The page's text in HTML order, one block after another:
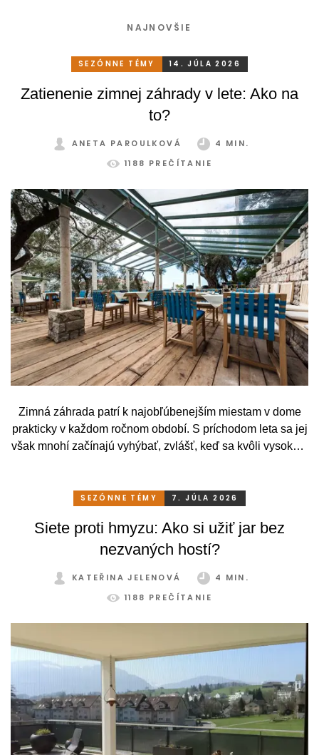
NAJNOVŠIE
SEZÓNNE TÉMY 14. JÚLA 2026
Zatienenie zimnej záhrady v lete: Ako na
to?
ANETA PAROULKOVÁ
4 MIN.
1188 PREČÍTANIE
Zimná záhrada patrí k najobľúbenejším miestam v dome
prakticky v každom ročnom období. S príchodom leta sa jej
však mnohí začínajú vyhýbať, zvlášť, keď sa kvôli vysokým
stačí relatívne málo. So správnym, praktickým a šikovným
pohodlne a bez obmedzení po celý rok.
SEZÓNNE TÉMY 7. JÚLA 2026
Siete proti hmyzu: Ako si užiť jar bez
nezvaných hostí?
KATEŘINA JELENOVÁ
4 MIN.
1188 PREČÍTANIE